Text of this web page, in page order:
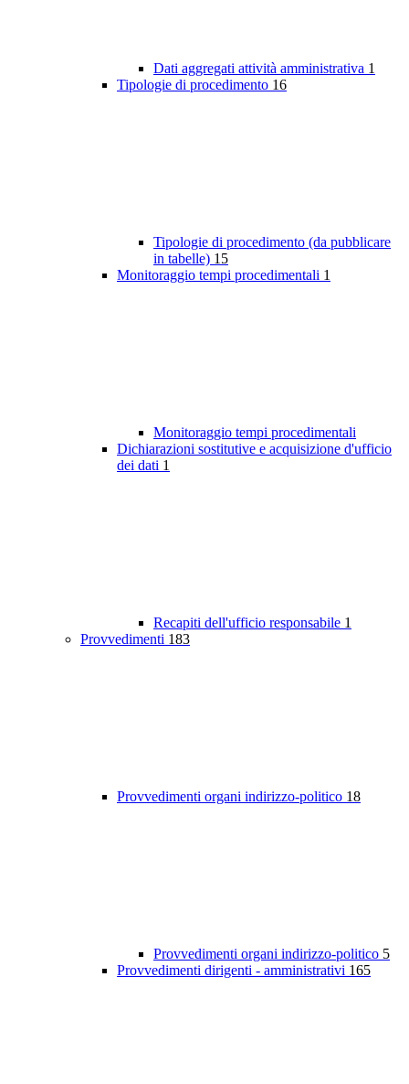
Dati aggregati attività amministrativa 1
Tipologie di procedimento 16
Tipologie di procedimento (da pubblicare
in tabelle) 15
Monitoraggio tempi procedimentali 1
Monitoraggio tempi procedimentali
Dichiarazioni sostitutive e acquisizione d'ufficio
dei dati 1
Recapiti dell'ufficio responsabile 1
Provvedimenti 183
Provvedimenti organi indirizzo-politico 18
Provvedimenti organi indirizzo-politico 5
Provvedimenti dirigenti - amministrativi 165